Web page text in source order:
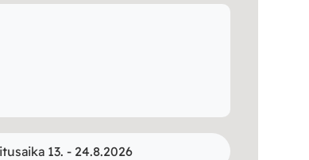
13. - 24.8.2026